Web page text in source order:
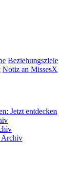
Beziehungsziele
Notiz an MissesX
Jetzt entdecken
Archiv